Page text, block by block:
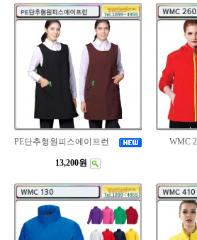
PE단추형원피스에이프런
13,200원
WMC